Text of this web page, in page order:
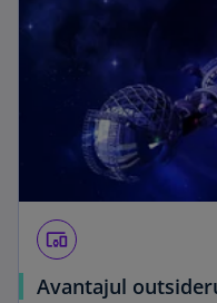
devices_other
Avantajul